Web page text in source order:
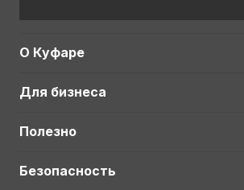
О Куфаре
Для бизнеса
Полезно
Безопасность